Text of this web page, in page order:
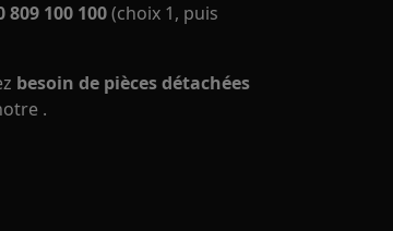
100 100(choix 1, puis
besoin de pièces détachées
.